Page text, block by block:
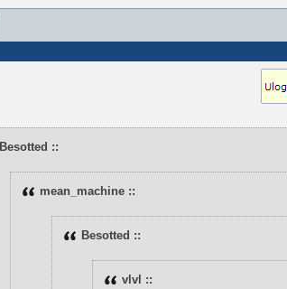
Besotted ::
mean_machine ::
Besotted ::
vlvl ::